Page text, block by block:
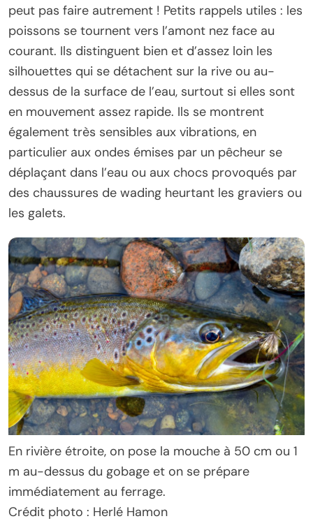
peut pas faire autrement ! Petits rappels utiles : les
poissons se tournent vers l’amont nez face au
courant. Ils distinguent bien et d’assez loin les
silhouettes qui se détachent sur la rive ou au-
dessus de la surface de l’eau, surtout si elles sont
en mouvement assez rapide. Ils se montrent
également très sensibles aux vibrations, en
particulier aux ondes émises par un pêcheur se
déplaçant dans l’eau ou aux chocs provoqués par
des chaussures de wading heurtant les graviers ou
les galets.
En rivière étroite, on pose la mouche à 50 cm ou 1
m au-dessus du gobage et on se prépare
immédiatement au ferrage.
Crédit photo : Herlé Hamon